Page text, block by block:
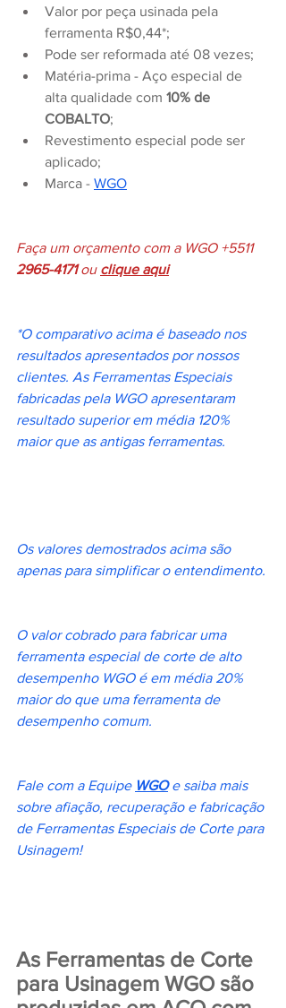
Valor por peça usinada pela
ferramenta R$0,44*;
Pode ser reformada até 08 vezes;
Matéria-prima - Aço especial de
alta qualidade com 10% de
COBALTO;
Revestimento especial pode ser
aplicado;
Marca - WGO
Faça um orçamento com a WGO +5511
2965-4171 ou clique aqui
*O comparativo acima é baseado nos
resultados apresentados por nossos
clientes. As Ferramentas Especiais
fabricadas pela WGO apresentaram
resultado superior em média 120%
maior que as antigas ferramentas.
Os valores demostrados acima são
apenas para simplificar o entendimento.
O valor cobrado para fabricar uma
ferramenta especial de corte de alto
desempenho WGO é em média 20%
maior do que uma ferramenta de
desempenho comum.
Fale com a Equipe WGO e saiba mais
sobre afiação, recuperação e fabricação
de Ferramentas Especiais de Corte para
Usinagem!
As Ferramentas de Corte
para Usinagem WGO são